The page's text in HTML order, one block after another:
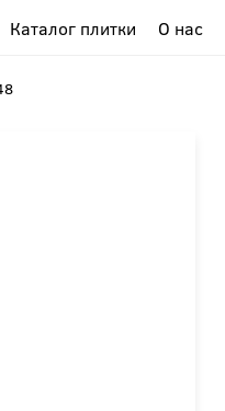
Каталог плитки О нас